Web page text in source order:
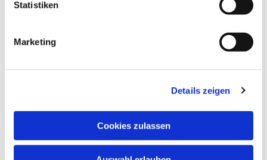
Statistiken
Marketing
Details zeigen
Cookies zulassen